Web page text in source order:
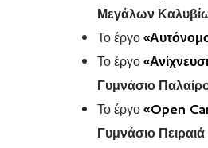
Μεγάλων
Το έργο
Το έργο
Γυμνάσιο
Το έργο«Open
Γυμνάσιο Πειραιά